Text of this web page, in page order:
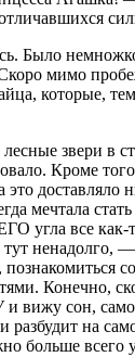
Было
мимо
которые,
звери в
Кроме
доставляло
мечтала
угла все как-
тут
Конечно,
сон, само
разбудит на
больше всего